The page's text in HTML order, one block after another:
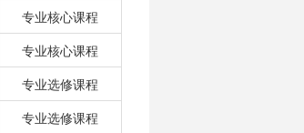
专业核心课程
专业核心课程
专业选修课程
专业选修课程